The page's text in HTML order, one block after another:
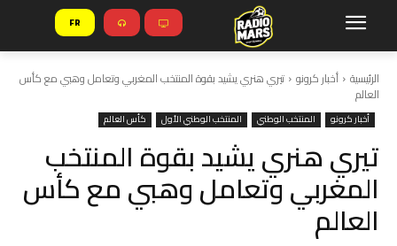
FR
الرئيسية أخبار كرونو تيري هنري يشيد بقوة المنتخب المغربي وتعامل وهبي مع كأس
العالم
أخبار كرونو المنتخب الوطني المنتخب الوطني الأول كأس العالم
تيري هنري يشيد بقوة المنتخب
المغربي وتعامل وهبي مع كأس
العالم